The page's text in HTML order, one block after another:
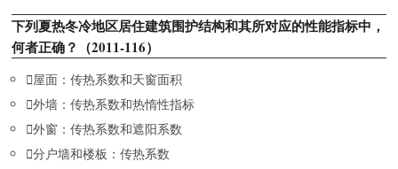
下列夏热冬冷地区居住建筑围护结构和其所对应的性能指标中，
何者正确？（2011-116）
屋面：传热系数和天窗面积
外墙：传热系数和热惰性指标
外窗：传热系数和遮阳系数
分户墙和楼板：传热系数